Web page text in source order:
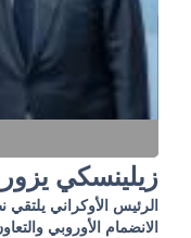
زيلينسكي
الرئيس الأوكراني
الانضمام الأوروبي